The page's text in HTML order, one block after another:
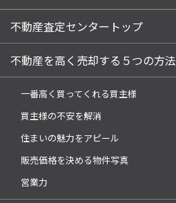
不動産査定センタートップ
不動産を高く売却する５つの方法
一番高く買ってくれる買主様
買主様の不安を解消
住まいの魅力をアピール
販売価格を決める物件写真
営業力